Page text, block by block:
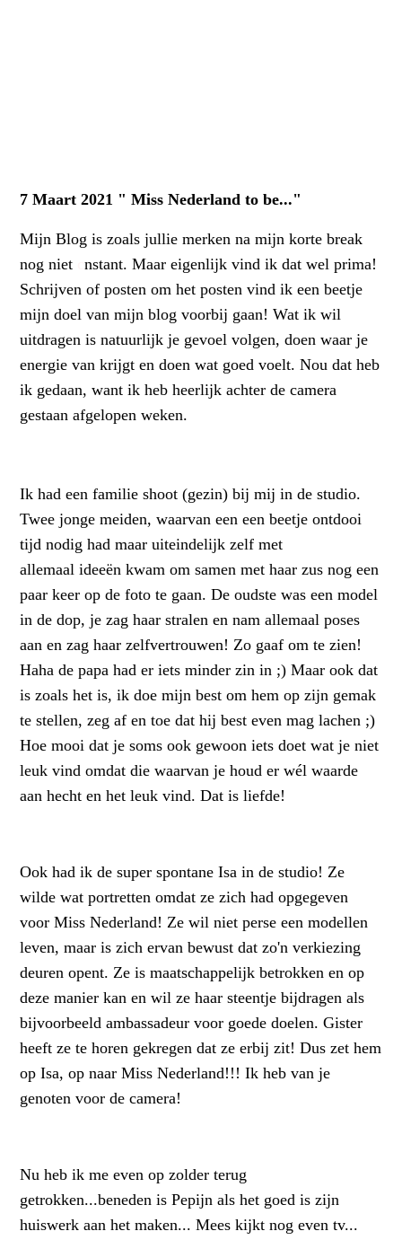
7 Maart 2021 " Miss Nederland to be..."
Mijn Blog is zoals jullie merken na mijn korte break
nog niet
cnstant. Maar eigenlijk vind ik dat wel prima!
Schrijven of posten om het posten vind ik een beetje
mijn doel van mijn blog voorbij gaan! Wat ik wil
uitdragen is natuurlijk je gevoel volgen, doen waar je
energie van krijgt en doen wat goed voelt. Nou dat heb
ik gedaan, want ik heb heerlijk achter de camera
gestaan afgelopen weken.
Ik had een familie shoot (gezin) bij mij in de studio.
Twee jonge meiden, waarvan een een beetje ontdooi
tijd nodig had maar uiteindelijk zelf met
allemaal ideeën kwam om samen met haar zus nog een
paar keer op de foto te gaan. De oudste was een model
in de dop, je zag haar stralen en nam allemaal poses
aan en zag haar zelfvertrouwen! Zo gaaf om te zien!
Haha de papa had er iets minder zin in ;) Maar ook dat
is zoals het is, ik doe mijn best om hem op zijn gemak
te stellen, zeg af en toe dat hij best even mag lachen ;)
Hoe mooi dat je soms ook gewoon iets doet wat je niet
leuk vind omdat die waarvan je houd er wél waarde
aan hecht en het leuk vind. Dat is liefde!
Ook had ik de super spontane Isa in de studio! Ze
wilde wat portretten omdat ze zich had opgegeven
voor Miss Nederland! Ze wil niet perse een modellen
leven, maar is zich ervan bewust dat zo'n verkiezing
deuren opent. Ze is maatschappelijk betrokken en op
deze manier kan en wil ze haar steentje bijdragen als
bijvoorbeeld ambassadeur voor goede doelen. Gister
heeft ze te horen gekregen dat ze erbij zit! Dus zet hem
op Isa, op naar Miss Nederland!!! Ik heb van je
genoten voor de camera!
Nu heb ik me even op zolder terug
getrokken...beneden is Pepijn als het goed is zijn
huiswerk aan het maken... Mees kijkt nog even tv...